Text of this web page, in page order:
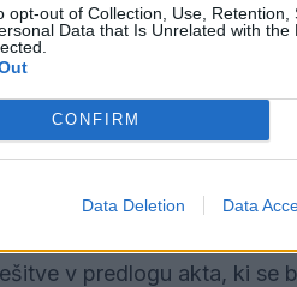
opt-out of Collection, Use, Retention,
Data that Is Unrelated with the
CONFIRM
Data Deletion Data
na 4. seji Sveta Mestne
uredili obrazec za
Predlagatelj mora pri
predlog rešitve in
in občani pošljejo na
podanih pripomb in
v predlogu akta, ki se